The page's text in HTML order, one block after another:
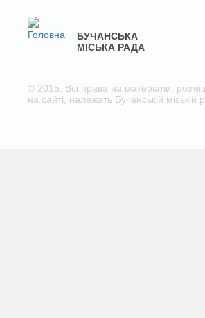
БУЧАНСЬКА
МІСЬКА РАДА
© 2015. Всі права на матеріали,
на сайті, належать Бучанській міській